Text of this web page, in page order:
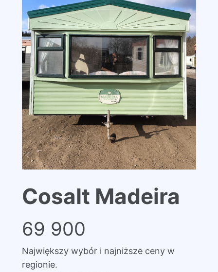
Cosalt Madeira
69 900
Największy wybór i najniższe ceny w
regionie.